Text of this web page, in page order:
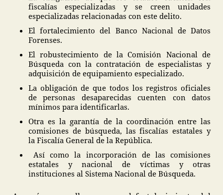
fiscalías especializadas y se creen unidades
especializadas relacionadas con este delito.
El fortalecimiento del Banco Nacional de Datos
Forenses.
El robustecimiento de la Comisión Nacional de
Búsqueda con la contratación de especialistas y
adquisición de equipamiento especializado.
La obligación de que todos los registros oficiales
de personas desaparecidas cuenten con datos
mínimos para identificarlas.
Otra es la garantía de la coordinación entre las
comisiones de búsqueda, las fiscalías estatales y
la Fiscalía General de la República.
Así como la incorporación de las comisiones
estatales y nacional de víctimas y otras
instituciones al Sistema Nacional de Búsqueda.